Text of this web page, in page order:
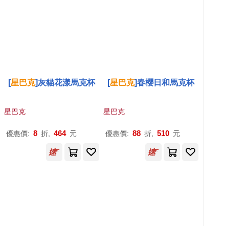
[星巴克]灰貓花漾馬克杯
星巴克
優惠價: 8 折, 464 元
[星巴克]春櫻日和馬克杯
星巴克
優惠價: 88 折, 510 元